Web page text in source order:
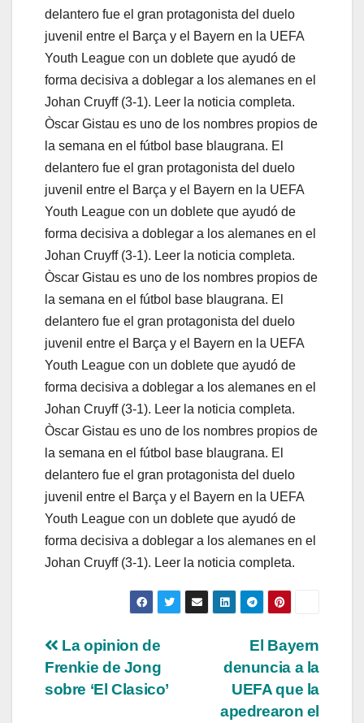
delantero fue el gran protagonista del duelo
juvenil entre el Barça y el Bayern en la UEFA
Youth League con un doblete que ayudó de
forma decisiva a doblegar a los alemanes en el
Johan Cruyff (3-1). Leer la noticia completa.
Òscar Gistau es uno de los nombres propios de
la semana en el fútbol base blaugrana. El
delantero fue el gran protagonista del duelo
juvenil entre el Barça y el Bayern en la UEFA
Youth League con un doblete que ayudó de
forma decisiva a doblegar a los alemanes en el
Johan Cruyff (3-1). Leer la noticia completa.
Òscar Gistau es uno de los nombres propios de
la semana en el fútbol base blaugrana. El
delantero fue el gran protagonista del duelo
juvenil entre el Barça y el Bayern en la UEFA
Youth League con un doblete que ayudó de
forma decisiva a doblegar a los alemanes en el
Johan Cruyff (3-1). Leer la noticia completa.
Òscar Gistau es uno de los nombres propios de
la semana en el fútbol base blaugrana. El
delantero fue el gran protagonista del duelo
juvenil entre el Barça y el Bayern en la UEFA
Youth League con un doblete que ayudó de
forma decisiva a doblegar a los alemanes en el
Johan Cruyff (3-1). Leer la noticia completa.
Navegación
de
El Bayern
denuncia a la
UEFA que la
apedrearon el
La opinion de
Frenkie de Jong
sobre ‘El Clasico’